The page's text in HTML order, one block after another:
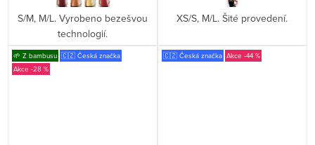
S/M, M/L. Vyrobeno bezešvou
technologií.
XS/S, M/L. Šité provedení.
🌱 Z bambusu 🇨🇿 Česká značka
-28 %
🇨🇿 Česká značka -44 %